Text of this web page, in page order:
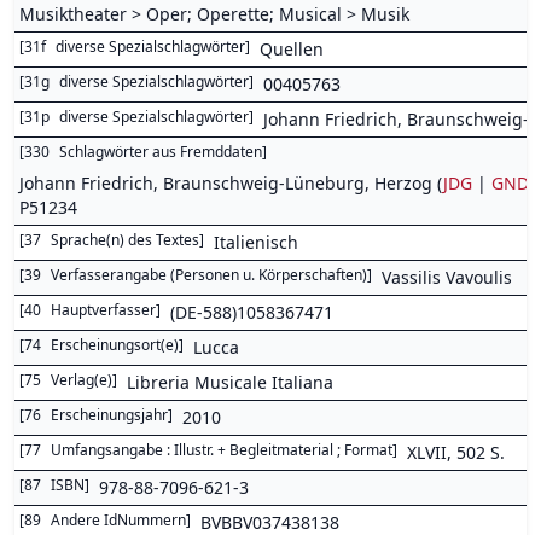
Musiktheater > Oper; Operette; Musical > Musik
[31f diverse Spezialschlagwörter] Quellen
[31g diverse Spezialschlagwörter] 00405763
[31p diverse Spezialschlagwörter] Johann Friedrich, Braunschweig-
[330 Schlagwörter aus Fremddaten]
Johann Friedrich, Braunschweig-Lüneburg, Herzog (JDG | GND
P51234
[37 Sprache(n) des Textes] Italienisch
[39 Verfasserangabe (Personen u. Körperschaften)] Vassilis Vavoulis
[40 Hauptverfasser] (DE-588)1058367471
[74 Erscheinungsort(e)] Lucca
[75 Verlag(e)] Libreria Musicale Italiana
[76 Erscheinungsjahr] 2010
[77 Umfangsangabe : Illustr. + Begleitmaterial ; Format] XLVII, 502 S.
[87 ISBN] 978-88-7096-621-3
[89 Andere IdNummern] BVBBV037438138